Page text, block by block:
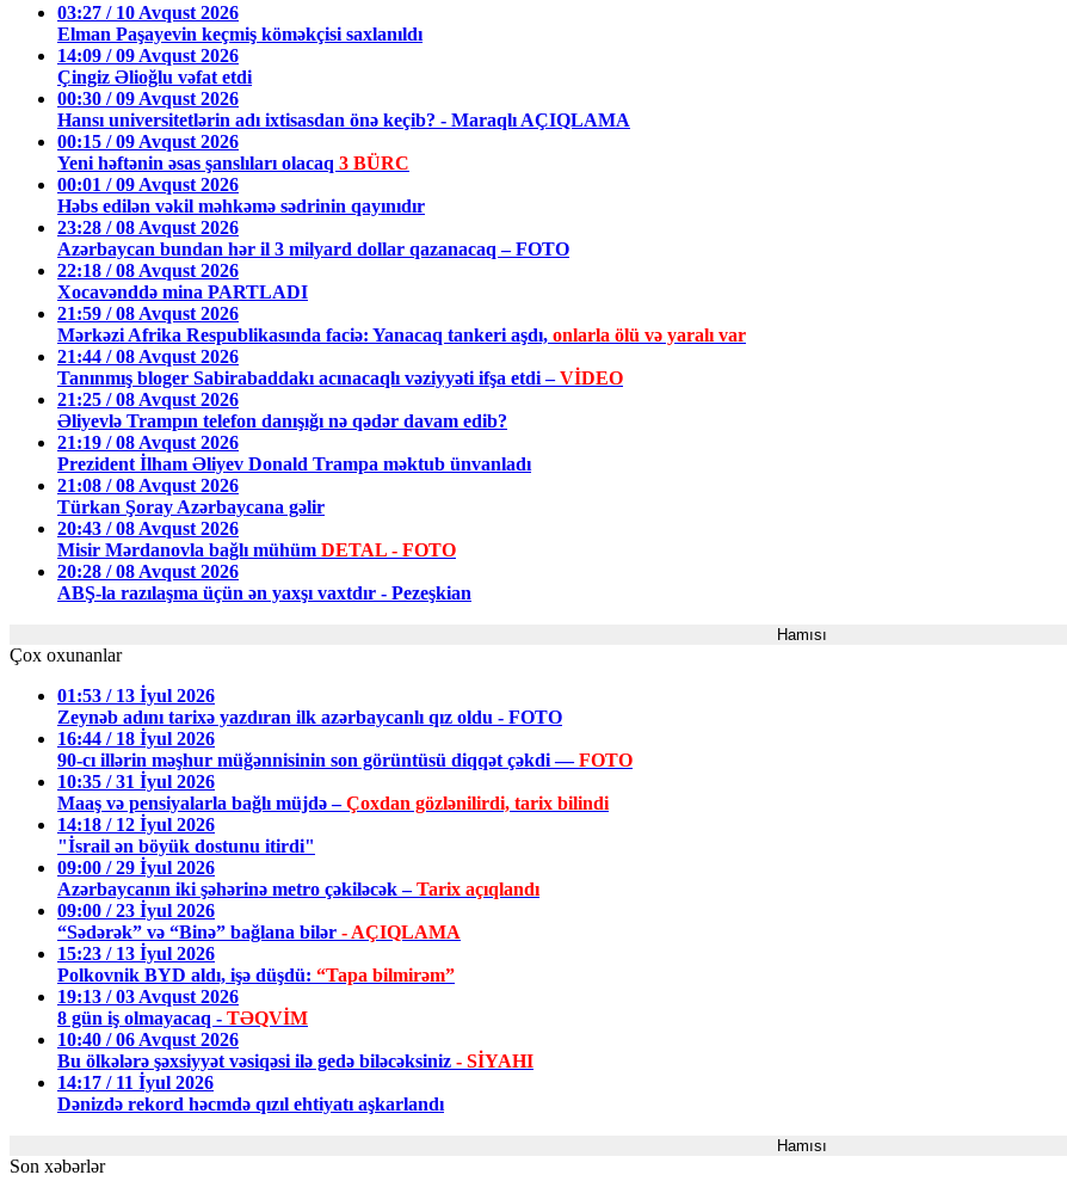
03:27 / 10 Avqust 2026
Elman Paşayevin keçmiş köməkçisi saxlanıldı
14:09 / 09 Avqust 2026
Çingiz Əlioğlu vəfat etdi
00:30 / 09 Avqust 2026
Hansı universitetlərin adı ixtisasdan önə keçib? - Maraqlı AÇIQLAMA
00:15 / 09 Avqust 2026
Yeni həftənin əsas şanslıları olacaq 3 BÜRC
00:01 / 09 Avqust 2026
Həbs edilən vəkil məhkəmə sədrinin qayınıdır
23:28 / 08 Avqust 2026
Azərbaycan bundan hər il 3 milyard dollar qazanacaq – FOTO
22:18 / 08 Avqust 2026
Xocavənddə mina PARTLADI
21:59 / 08 Avqust 2026
Mərkəzi Afrika Respublikasında faciə: Yanacaq tankeri aşdı, onlarla ölü və yaralı var
21:44 / 08 Avqust 2026
Tanınmış bloger Sabirabaddakı acınacaqlı vəziyyəti ifşa etdi –VİDEO
21:25 / 08 Avqust 2026
Əliyevlə Trampın telefon danışığı nə qədər davam edib?
21:19 / 08 Avqust 2026
Prezident İlham Əliyev Donald Trampa məktub ünvanladı
21:08 / 08 Avqust 2026
Türkan Şoray Azərbaycana gəlir
20:43 / 08 Avqust 2026
Misir Mərdanovla bağlı mühüm DETAL - FOTO
20:28 / 08 Avqust 2026
ABŞ-la razılaşma üçün ən yaxşı vaxtdır - Pezeşkian
Hamısı
Çox oxunanlar
01:53 / 13 İyul 2026
Zeynəb adını tarixə yazdıran ilk azərbaycanlı qız oldu - FOTO
16:44 / 18 İyul 2026
90-cı illərin məşhur müğənnisinin son görüntüsü diqqət çəkdi —FOTO
10:35 / 31 İyul 2026
Maaş və pensiyalarla bağlı müjdə –Çoxdan gözlənilirdi, tarix bilindi
14:18 / 12 İyul 2026
"İsrail ən böyük dostunu itirdi"
09:00 / 29 İyul 2026
Azərbaycanın iki şəhərinə metro çəkiləcək –Tarix açıqlandı
09:00 / 23 İyul 2026
“Sədərək” və “Binə” bağlana bilər - AÇIQLAMA
15:23 / 13 İyul 2026
Polkovnik BYD aldı, işə düşdü: “Tapa bilmirəm”
19:13 / 03 Avqust 2026
8 gün iş olmayacaq - TƏQVİM
10:40 / 06 Avqust 2026
Bu ölkələrə şəxsiyyət vəsiqəsi ilə gedə biləcəksiniz - SİYAHI
14:17 / 11 İyul 2026
Dənizdə rekord həcmdə qızıl ehtiyatı aşkarlandı
Hamısı
Son xəbərlər